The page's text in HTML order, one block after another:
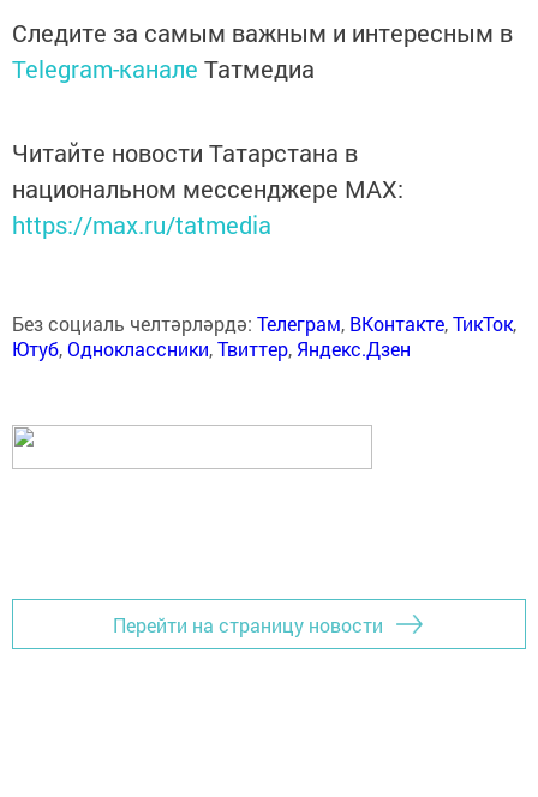
Следите за самым важным и интересным в
Telegram-канале Татмедиа
Читайте новости Татарстана в
национальном мессенджере MАХ:
https://max.ru/tatmedia
Без социаль челтәрләрдә: Телеграм, ВКонтакте,ТикТок,
Ютуб,Одноклассники,Твиттер, Яндекс.Дзен
Перейти на страницу новости